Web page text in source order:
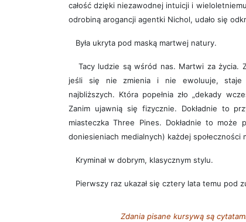
całość dzięki niezawodnej intuicji i
odrobiną arogancji agentki Nichol, udało się
Była ukryta pod maską martwej natury.
Tacy ludzie są wśród nas. Martwi za życia.
jeśli się nie zmienia i nie ewoluuje, staje
najbliższych. Która popełnia zło „dekady
Zanim ujawnią się fizycznie. Dokładnie to
miasteczka Three Pines. Dokładnie to może
doniesieniach medialnych) każdej społeczności
Kryminał w dobrym, klasycznym stylu.
Pierwszy raz ukazał się cztery lata temu pod
Zdania pisane kursywą są